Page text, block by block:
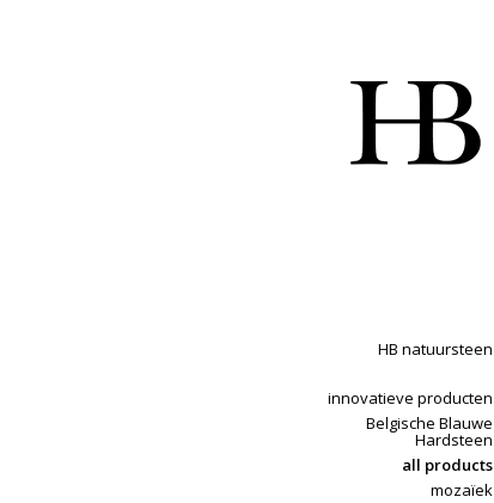
HB natuursteen
innovatieve producten
Belgische Blauwe
Hardsteen
all products
mozaïek